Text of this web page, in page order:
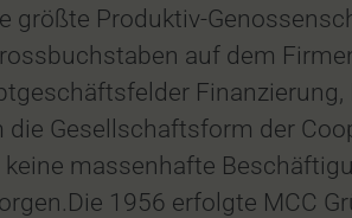
größte Produktiv-
auf dem
Finanzierung,
Gesellschaftsform der
massenhafte
1956 erfolgte MCC